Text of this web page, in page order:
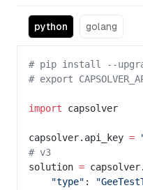
python golang
# pip install --
# export
import capsolver
capsolver.api_key =
# v3
solution =
    "type"
: